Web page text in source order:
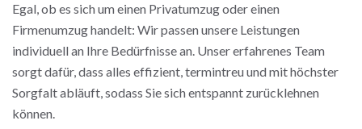
Egal, ob es sich um einen Privatumzug oder einen
Firmenumzug handelt: Wir passen unsere Leistungen
individuell an Ihre Bedürfnisse an. Unser erfahrenes Team
sorgt dafür, dass alles effizient, termintreu und mit höchster
Sorgfalt abläuft, sodass Sie sich entspannt zurücklehnen
können.